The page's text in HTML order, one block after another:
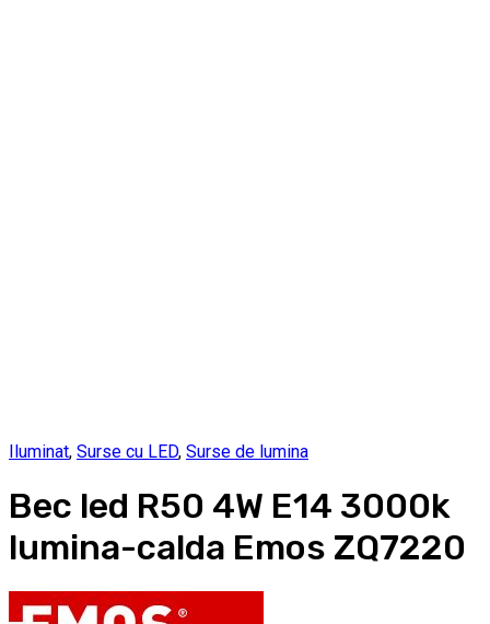
Iluminat, Surse cu LED, Surse de lumina
Bec led R50 4W E14 3000k
lumina-calda Emos ZQ7220